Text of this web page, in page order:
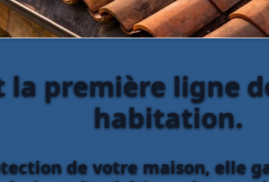
première ligne
habitation.
de votre maison, elle